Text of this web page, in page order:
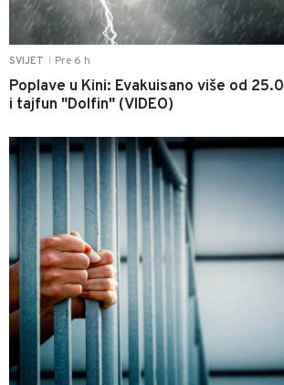
SVIJET Pre 6 h
Poplave u Kini: Evakuisano više od
i tajfun "Dolfin" (VIDEO)